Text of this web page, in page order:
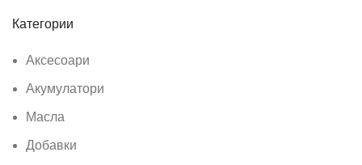
Категории
Аксесоари
Акумулатори
Масла
Добавки